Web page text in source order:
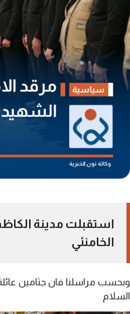
استقبلت مدينة
الخامنئي
وبحسب مراسلنا فان جثامين
السلام